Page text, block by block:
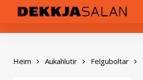
content
Heim Aukahlutir Felguboltar